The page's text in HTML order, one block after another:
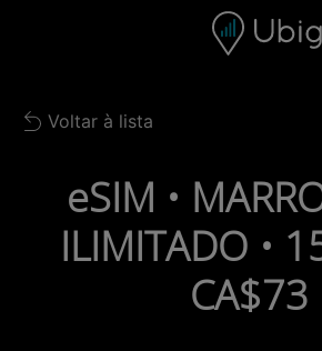
Barra de navegação
Back to list
Voltar à lista
eSIM •
ILIMITADO •
CA$73